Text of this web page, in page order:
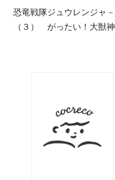
恐竜戦隊ジュウレンジャ－
（３） がったい！大獣神